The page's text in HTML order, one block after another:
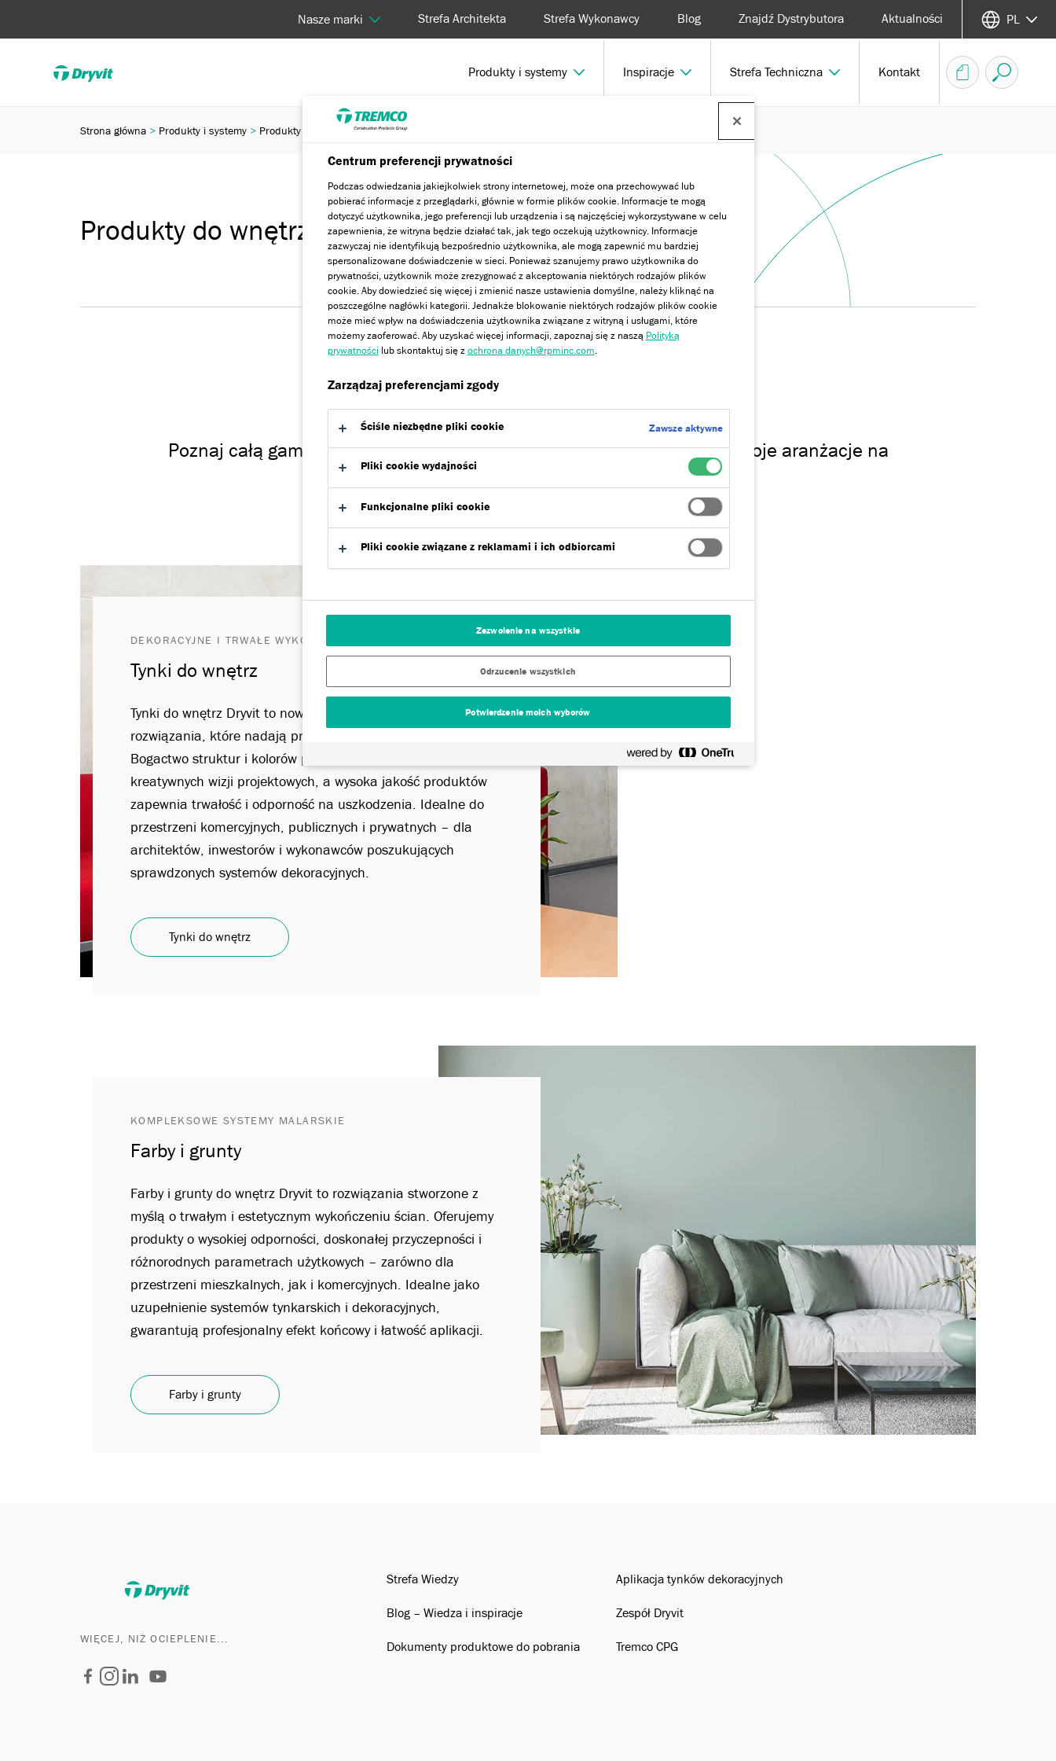
Produkty i systemy Inspiracje Strefa Techniczna Kontakt
Strefa Architekta Strefa Wykonawcy Blog Znajdź Dystrybutora Aktualności
Nasze marki PL
Produkty do wnętrz
Strona główna Produkty i systemy Produkty do wnętrz
Poznaj całą gamę naszych produktów wewnętrznych, które wyniosą Twoje aranżacje na
wyższy poziom.
DEKORACYJNE I TRWAŁE WYKOŃCZENIA ŚCIAN WEWNĘTRZNYCH
Tynki do wnętrz
Tynki do wnętrz Dryvit to nowoczesne i estetyczne
rozwiązania, które nadają przestrzeniom unikalny charakter.
Bogactwo struktur i kolorów pozwala na realizację
kreatywnych wizji projektowych, a wysoka jakość produktów
zapewnia trwałość i odporność na uszkodzenia. Idealne do
przestrzeni komercyjnych, publicznych i prywatnych – dla
architektów, inwestorów i wykonawców poszukujących
sprawdzonych systemów dekoracyjnych.
Tynki do wnętrz
KOMPLEKSOWE SYSTEMY MALARSKIE
Farby i grunty
Farby i grunty do wnętrz Dryvit to rozwiązania stworzone z
myślą o trwałym i estetycznym wykończeniu ścian. Oferujemy
produkty o wysokiej odporności, doskonałej przyczepności i
różnorodnych parametrach użytkowych – zarówno dla
przestrzeni mieszkalnych, jak i komercyjnych. Idealne jako
uzupełnienie systemów tynkarskich i dekoracyjnych,
gwarantują profesjonalny efekt końcowy i łatwość aplikacji.
Farby i grunty
WIĘCEJ, NIŻ OCIEPLENIE...
Strefa Wiedzy
Blog – Wiedza i inspiracje
Dokumenty produktowe do pobrania
Aplikacja tynków dekoracyjnych
Zespół Dryvit
Tremco CPG
Centrum preferencji prywatności
Podczas odwiedzania jakiejkolwiek strony internetowej, może ona przechowywać lub
pobierać informacje z przeglądarki, głównie w formie plików cookie. Informacje te mogą
dotyczyć użytkownika, jego preferencji lub urządzenia i są najczęściej wykorzystywane w celu
zapewnienia, że witryna będzie działać tak, jak tego oczekują użytkownicy. Informacje
zazwyczaj nie identyfikują bezpośrednio użytkownika, ale mogą zapewnić mu bardziej
spersonalizowane doświadczenie w sieci. Ponieważ szanujemy prawo użytkownika do
prywatności, użytkownik może zrezygnować z akceptowania niektórych rodzajów plików
cookie. Aby dowiedzieć się więcej i zmienić nasze ustawienia domyślne, należy kliknąć na
poszczególne nagłówki kategorii. Jednakże blokowanie niektórych rodzajów plików cookie
może mieć wpływ na doświadczenia użytkownika związane z witryną i usługami, które
możemy zaoferować. Aby uzyskać więcej informacji, zapoznaj się z naszą Polityką
prywatności lub skontaktuj się z ochrona danych@rpminc.com
Zarządzaj preferencjami zgody
Ściśle niezbędne pliki cookie Zawsze aktywne
Pliki cookie wydajności
Funkcjonalne pliki cookie
Pliki cookie związane z reklamami i ich odbiorcami
Zezwolenie na wszystkie
Odrzucenie wszystkich
Potwierdzenie moich wyborów